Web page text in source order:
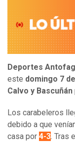
Deportes
este domingo 7
Calvo y Bascuñán
Los carabeleros
debido a que
casa por 4-3. Tras